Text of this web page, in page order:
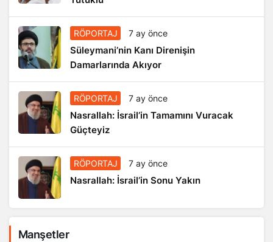
RÖPORTAJ 7 ay önce
Süleymani’nin Kanı Direnişin
Damarlarında Akıyor
RÖPORTAJ 7 ay önce
Nasrallah: İsrail’in Tamamını Vuracak
Güçteyiz
RÖPORTAJ 7 ay önce
Nasrallah: İsrail’in Sonu Yakın
Manşetler